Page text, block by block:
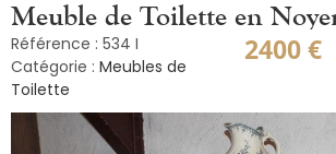
Meuble de Toilette en
Référence : 534 I
Catégorie : Meubles de
Toilette
2400€